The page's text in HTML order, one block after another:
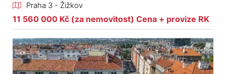
Praha 3 - Žižkov
11 560 000 Kč (za nemovitost) Cena + provize RK